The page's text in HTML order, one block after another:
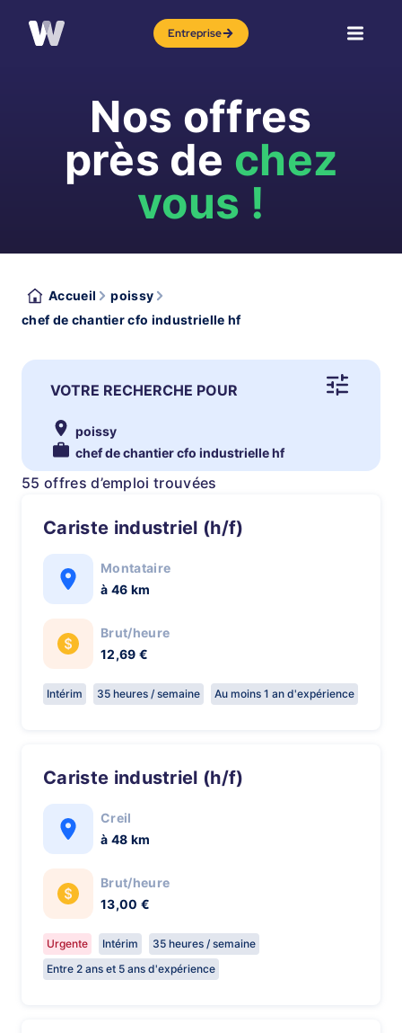
Entreprise
Nos offres
près de chez
vous !
Accueil
poissy
chef de chantier cfo industrielle hf
VOTRE RECHERCHE POUR
poissy
chef de chantier cfo industrielle hf
55 offres d’emploi trouvées
Cariste industriel (h/f)
Montataire
à 46 km
Brut/heure
12,69 €
Intérim 35 heures / semaine Au moins 1 an d'expérience
Cariste industriel (h/f)
Creil
à 48 km
Brut/heure
13,00 €
Urgente Intérim
35 heures / semaine
Entre 2 ans et 5 ans d'expérience